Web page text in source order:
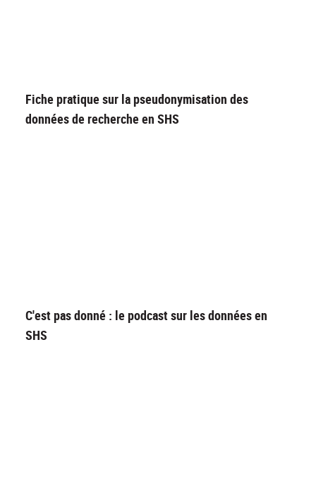
Fiche pratique sur la pseudonymisation des
données de recherche en SHS
C'est pas donné : le podcast sur les données en
SHS